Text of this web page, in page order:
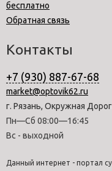
бесплатно
Обратная связь
Контакты
+7 (930) 887-67-68
market@optovik62.ru
г. Рязань, Окружная
Пн—Сб 08:00—16:45
Вс - выходной
Данный интернет - портал